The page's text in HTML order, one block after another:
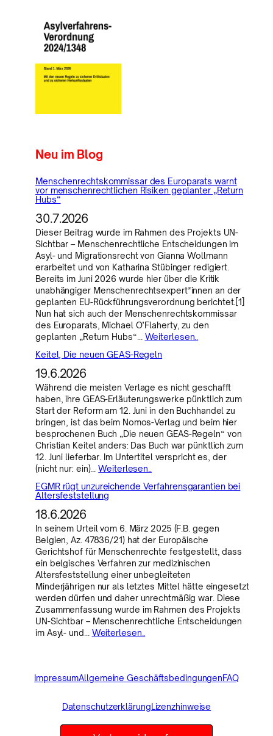
Neu im Blog
Menschenrechtskommissar des Europarats warnt
vor menschenrechtlichen Risiken geplanter „Return
Hubs“
30.7.2026
Dieser Beitrag wurde im Rahmen des Projekts UN-
Sichtbar – Menschenrechtliche Entscheidungen im
Asyl- und Migrationsrecht von Gianna Wollmann
erarbeitet und von Katharina Stübinger redigiert.
Bereits im Juni 2026 wurde hier über die Kritik
unabhängiger Menschenrechtsexpert*innen an der
geplanten EU-Rückführungsverordnung berichtet.[1]
Nun hat sich auch der Menschenrechtskommissar
des Europarats, Michael O’Flaherty, zu den
geplanten „Return Hubs“… Weiterlesen..
Keitel, Die neuen GEAS-Regeln
19.6.2026
Während die meisten Verlage es nicht geschafft
haben, ihre GEAS-Erläuterungswerke pünktlich zum
Start der Reform am 12. Juni in den Buchhandel zu
bringen, ist das beim Nomos-Verlag und beim hier
besprochenen Buch „Die neuen GEAS-Regeln“ von
Christian Keitel anders: Das Buch war pünktlich zum
12. Juni lieferbar. Im Untertitel verspricht es, der
(nicht nur: ein)…Weiterlesen..
EGMR rügt unzureichende Verfahrensgarantien bei
Altersfeststellung
18.6.2026
In seinem Urteil vom 6. März 2025 (F.B. gegen
Belgien, Az. 47836/21) hat der Europäische
Gerichtshof für Menschenrechte festgestellt, dass
ein belgisches Verfahren zur medizinischen
Altersfeststellung einer unbegleiteten
Minderjährigen nur als letztes Mittel hätte eingesetzt
werden dürfen und daher unrechtmäßig war. Diese
Zusammenfassung wurde im Rahmen des Projekts
UN-Sichtbar – Menschenrechtliche Entscheidungen
im Asyl- und… Weiterlesen..
ImpressumAllgemeine GeschäftsbedingungenFAQ
DatenschutzerklärungLizenzhinweise